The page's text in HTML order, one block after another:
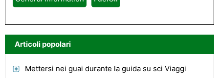
Articoli popolari
Mettersi nei guai durante la guida su sci Viaggi